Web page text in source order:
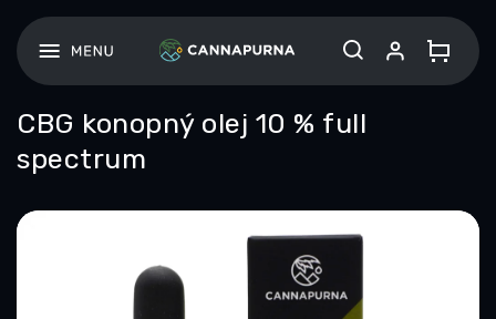
obsah
CBG konopný olej 10 % full
spectrum